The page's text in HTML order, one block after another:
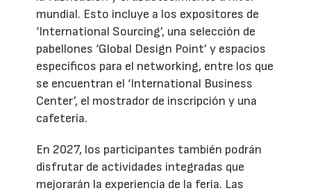
mundial. Esto incluye a los expositores de
‘International Sourcing’, una selección de
pabellones ‘Global Design Point’ y espacios
específicos para el networking, entre los que
se encuentran el ‘International Business
Center’, el mostrador de inscripción y una
cafetería.
En 2027, los participantes también podrán
disfrutar de actividades integradas que
mejorarán la experiencia de la feria. Las